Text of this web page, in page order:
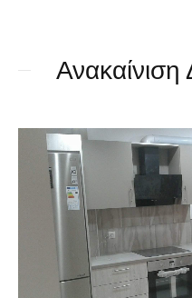
Ανακαίνιση